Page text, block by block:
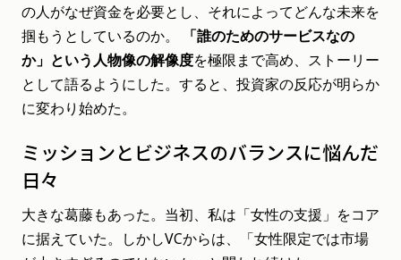
の人がなぜ資金を必要とし、それによってどんな未来を
掴もうとしているのか。
「誰のためのサービスなの
か」という人物像の解像度を極限まで高め、ストーリー
として語るようにした。すると、投資家の反応が明らか
に変わり始めた。
ミッションとビジネスのバランスに悩んだ
日々
大きな葛藤もあった。当初、私は「女性の支援」をコア
に据えていた。しかしVCからは、「女性限定では市場